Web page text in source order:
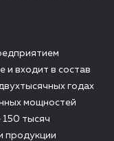
и входит в состав
годах
мощностей
тысяч
продукции